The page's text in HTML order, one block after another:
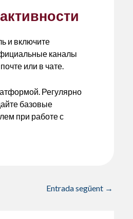
и включите
каналы
или в чате.
Регулярно
базовые
при работе с
Entrada següent →